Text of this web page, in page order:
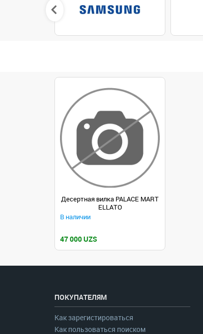
Десертная вилка PALACE MART
ELLATO
В наличии
47 000 UZS
ПОКУПАТЕЛЯМ
Как зарегистироваться
Как пользоваться поиском